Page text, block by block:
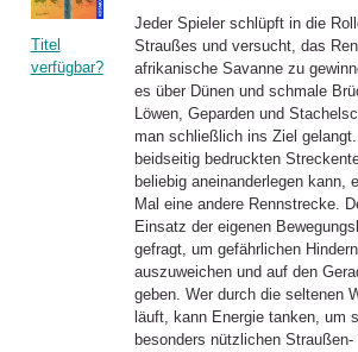
Titel
verfügbar?
Jeder Spieler schlüpft in die
Straußes und versucht, das
afrikanische Savanne zu
es über Dünen und schmale
Löwen, Geparden und
man schließlich ins Ziel
beidseitig bedruckten
beliebig aneinanderlegen kann,
Mal eine andere Rennstrecke.
Einsatz der eigenen
gefragt, um gefährlichen
auszuweichen und auf den
geben. Wer durch die seltenen
läuft, kann Energie tanken, um
besonders nützlichen Straußen-